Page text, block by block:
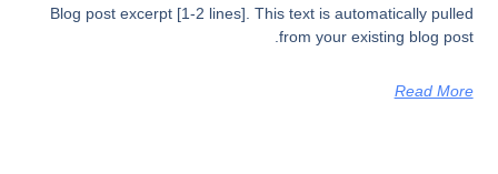
Blog post excerpt [1-2 lines]. This text is automatically pulled
from your existing blog post.
Read More